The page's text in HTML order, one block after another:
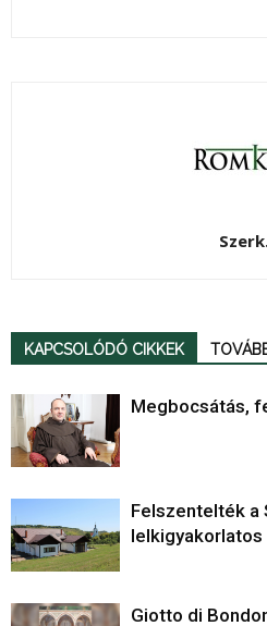
KAPCSOLÓDÓ CIKKEK
Megbocsátás,
Felszentelték a
Giotto di